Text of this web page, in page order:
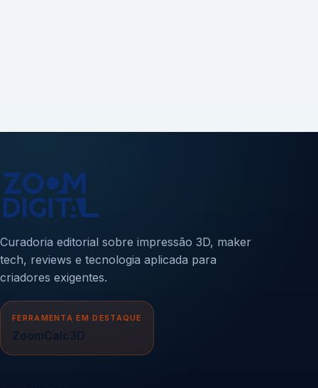
Curadoria editorial sobre impressão 3D, maker
tech, reviews e tecnologia aplicada para
criadores exigentes.
FERRAMENTA EM DESTAQUE
ZoomCalc3D